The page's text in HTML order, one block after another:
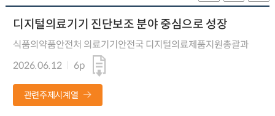
디지털의료기기 진단보조 분야 중심으로 성장
식품의약품안전처 의료기기안전국 디지털의료제품지원총괄과
2026.06.12
6p
관련주제시계열